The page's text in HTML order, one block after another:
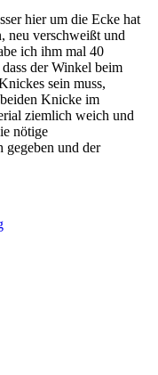
hier um die Ecke hat
neu verschweißt und
ich ihm mal 40
der Winkel beim
sein muss,
Knicke im
ziemlich weich und
nötige
gegeben und der